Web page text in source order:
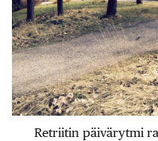
Retriitin päivärytmi